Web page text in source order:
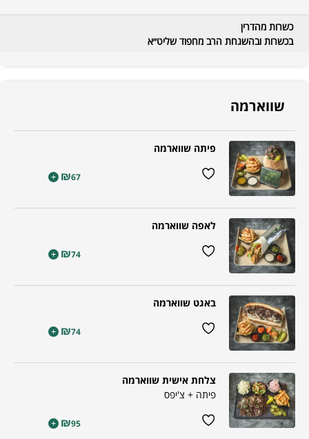
כשרות מהדרין
בכשרות ובהשגחת הרב מחפוד שליט״א
שווארמה
פיתה שווארמה
₪67
+
לאפה שווארמה
₪74
+
באגט שווארמה
₪74
+
צלחת אישית שווארמה
פיתה + צ'יפס
₪95
+